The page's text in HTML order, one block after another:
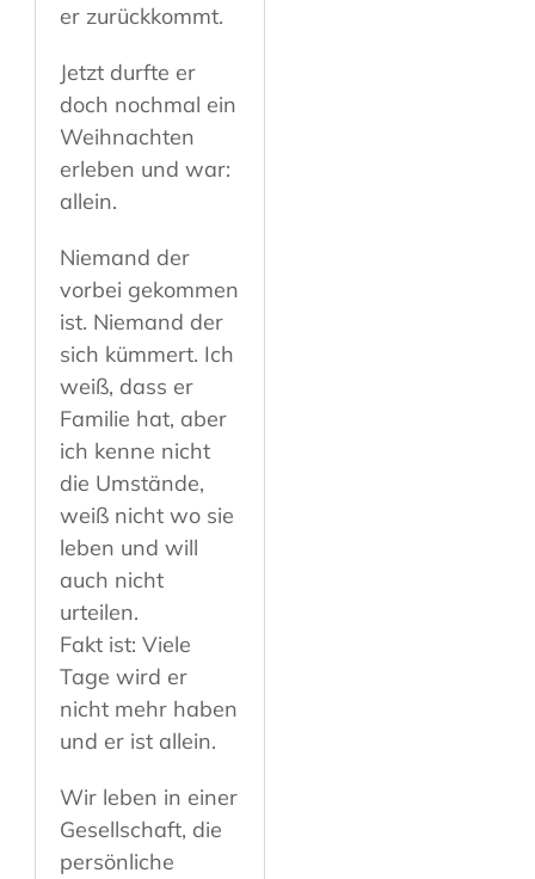
er zurückkommt.
Jetzt durfte er
doch nochmal ein
Weihnachten
erleben und war:
allein.
Niemand der
vorbei gekommen
ist. Niemand der
sich kümmert. Ich
weiß, dass er
Familie hat, aber
ich kenne nicht
die Umstände,
weiß nicht wo sie
leben und will
auch nicht
urteilen.
Fakt ist: Viele
Tage wird er
nicht mehr haben
und er ist allein.
Wir leben in einer
Gesellschaft, die
persönliche